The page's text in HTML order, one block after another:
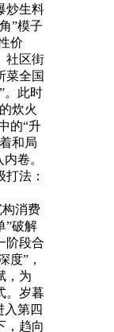
炒生料
”模子
价
社区街
菜全国
。此时
炊火
的“升
和局
卷。
法：
构消费
”破解
阶段合
度”，
，为
。岁暮
入第四
，趋向